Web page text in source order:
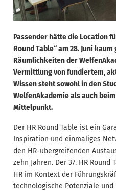
Passender hätte die Location
Round Table“ am 28. Juni
Räumlichkeiten der
Vermittlung von fundiertem,
Wissen steht sowohl in den
WelfenAkademie als auch beim
Mittelpunkt.
Der HR Round Table ist ein
Inspiration und einmaliges
den HR-übergreifenden
zehn Jahren. Der 37. HR
HR im Kontext der
technologische Potenziale